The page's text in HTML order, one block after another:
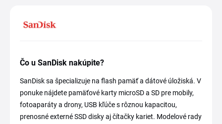
Čo u SanDisk nakúpite?
SanDisk sa špecializuje na flash pamäť a dátové úložiská. V
ponuke nájdete pamäťové karty microSD a SD pre mobily,
fotoaparáty a drony, USB kľúče s rôznou kapacitou,
prenosné externé SSD disky aj čítačky kariet. Modelové rady